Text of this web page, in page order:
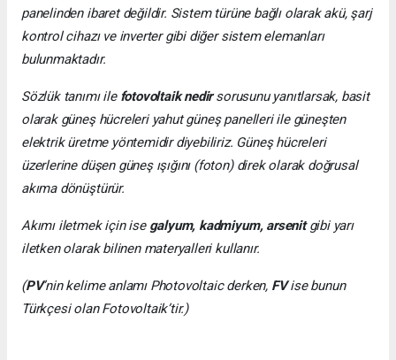
panelinden ibaret değildir. Sistem türüne bağlı olarak akü, şarj
kontrol cihazı ve inverter gibi diğer sistem elemanları
bulunmaktadır.
Sözlük tanımı ile fotovoltaik nedirsorusunu yanıtlarsak, basit
olarak güneş hücreleri yahut güneş panelleri ile güneşten
elektrik üretme yöntemidir diyebiliriz. Güneş hücreleri
üzerlerine düşen güneş ışığını (foton) direk olarak doğrusal
akıma dönüştürür.
Akımı iletmek için ise galyum, kadmiyum, arsenitgibi yarı
iletken olarak bilinen materyalleri kullanır.
(PV’nin kelime anlamı Photovoltaic derken, FVise bunun
Türkçesi olan Fotovoltaik’tir.)